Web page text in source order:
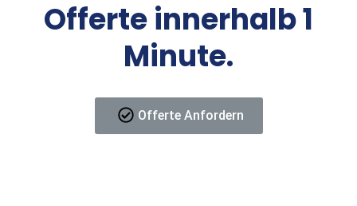
Offerte innerhalb 1
Minute.
Offerte Anfordern